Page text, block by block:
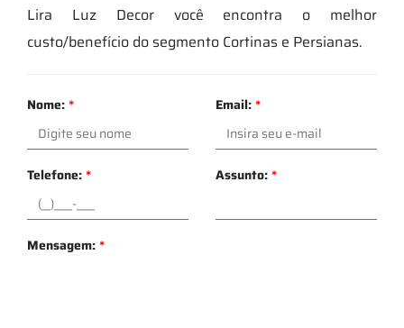
Lira Luz Decor você encontra o melhor
custo/benefício do segmento Cortinas e Persianas.
Nome:* Email:*
Telefone:* Assunto:*
Mensagem:*